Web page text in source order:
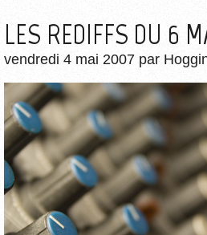
LES REDIFFS DU 6
vendredi 4 mai 2007 par